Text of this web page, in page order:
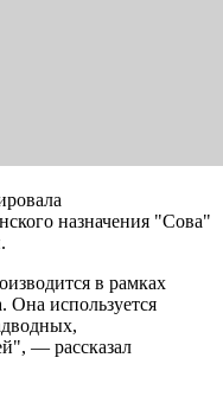
назначения "Сова"
в рамках
Она используется
— рассказал